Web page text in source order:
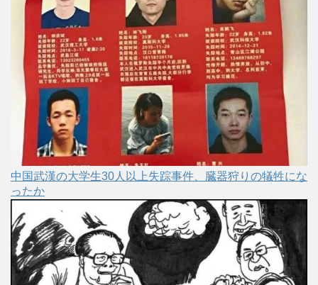
中国武漢の大学生30人以上失踪事件、臓器狩りの犠牲にな
ったか